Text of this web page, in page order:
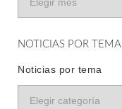
NOTICIAS POR TEMA
Noticias por tema